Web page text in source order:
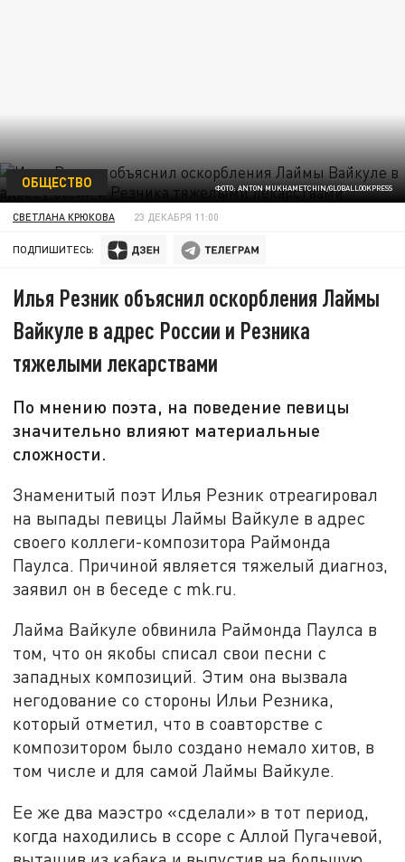
ФОТО: ANTON MUKHAMETCHIN/GLOBALLOOKPRESS
ОБЩЕСТВО
СВЕТЛАНА КРЮКОВА 23 ДЕКАБРЯ 11:00
ПОДПИШИТЕСЬ:
Илья Резник объяснил оскорбления Лаймы
Вайкуле в адрес России и Резника
тяжелыми лекарствами
По мнению поэта, на поведение певицы
значительно влияют материальные
сложности.
Знаменитый поэт Илья Резник отреагировал
на выпады певицы Лаймы Вайкуле в адрес
своего коллеги-композитора Раймонда
Паулса. Причиной является тяжелый диагноз,
заявил он в беседе с mk.ru.
Лайма Вайкуле обвинила Раймонда Паулса в
том, что он якобы списал свои песни с
западных композиций. Этим она вызвала
негодование со стороны Ильи Резника,
который отметил, что в соавторстве с
композитором было создано немало хитов, в
том числе и для самой Лаймы Вайкуле.
Ее же два маэстро «сделали» в тот период,
когда находились в ссоре с Аллой Пугачевой,